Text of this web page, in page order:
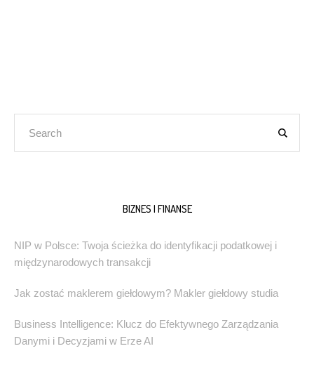
BIZNES I FINANSE
NIP w Polsce: Twoja ścieżka do identyfikacji podatkowej i
międzynarodowych transakcji
Jak zostać maklerem giełdowym? Makler giełdowy studia
Business Intelligence: Klucz do Efektywnego Zarządzania
Danymi i Decyzjami w Erze AI